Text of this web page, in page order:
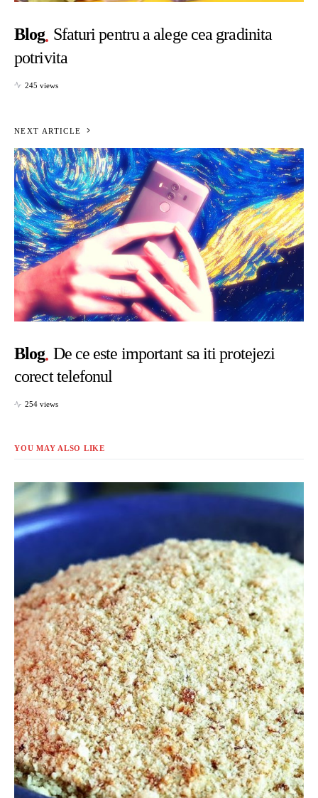
Blog Sfaturi pentru a alege cea gradinita
potrivita
245 views
NEXT ARTICLE
Blog De ce este important sa iti protejezi
corect telefonul
254 views
YOU MAY ALSO LIKE